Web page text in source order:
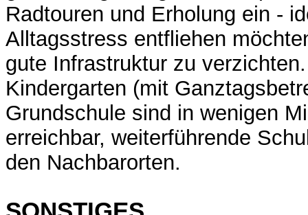
Radtouren und Erholung ein -
Alltagsstress entfliehen
gute Infrastruktur zu verzichten.
Kindergarten (mit
Grundschule sind in wenigen
erreichbar, weiterführende
den Nachbarorten.